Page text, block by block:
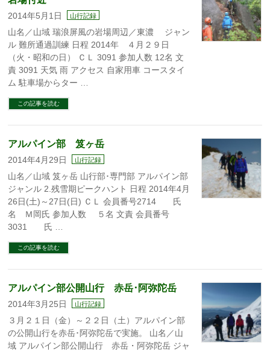
2014年5月1日 山行記録
山名／山域 瑞浪屏風の岩場周辺／東濃 ジャン
ル 難所通過訓練 日程 2014年 ４月２９日
（火・昭和の日） ＣＬ 3091 参加人数 12名 文
責 3091 天気 雨 アクセス 自家用車 コースタイ
ム 駐車場からター …
この記事を読む
アルパイン部 笈ヶ岳
2014年4月29日 山行記録
山名／山域 笈ヶ岳 山行部･専門部 アルパイン部
ジャンル 2.残雪期ピークハント 日程 2014年4月
26日(土)～27日(日) ＣＬ 会員番号2714 氏
名 Ｍ岡氏 参加人数 ５名 文責 会員番号
3031 氏 …
この記事を読む
アルパイン部公開山行 赤岳･阿弥陀岳
2014年3月25日 山行記録
３月２１日（金）～２２日（土）アルパイン部
の公開山行を赤岳･阿弥陀岳で実施。 山名／山
域 アルパイン部公開山行 赤岳・阿弥陀岳 ジャ